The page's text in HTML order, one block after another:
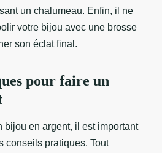
un chalumeau. Enfin, il ne
votre bijou avec une brosse
son éclat final.
pour faire un
bijou en argent, il est important
conseils pratiques. Tout